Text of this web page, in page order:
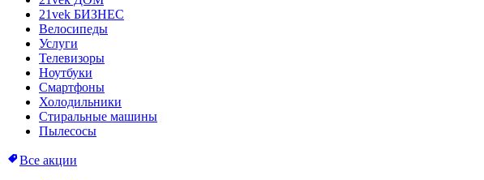
21vek БИЗНЕС
Велосипеды
Услуги
Телевизоры
Ноутбуки
Смартфоны
Холодильники
Стиральные машины
Пылесосы
Все акции